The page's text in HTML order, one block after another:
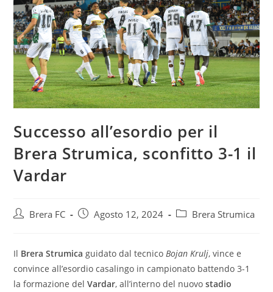
Successo all’esordio per il
Brera Strumica, sconfitto 3-1 il
Vardar
Brera FC Agosto 12, 2024 Brera Strumica
Il Brera Strumica guidato dal tecnico Bojan Krulj, vince e
convince all’esordio casalingo in campionato battendo 3-1
la formazione delVardar, all’interno del nuovostadio